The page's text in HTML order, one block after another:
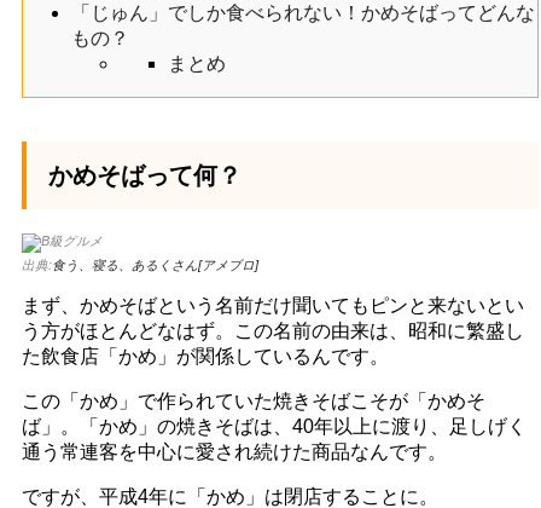
「じゅん」でしか食べられない！かめそばってどんな
もの？
まとめ
かめそばって何？
出典:食う、寝る、あるくさん[アメブロ]
まず、かめそばという名前だけ聞いてもピンと来ないとい
う方がほとんどなはず。この名前の由来は、昭和に繁盛し
た飲食店「かめ」が関係しているんです。
この「かめ」で作られていた焼きそばこそが「かめそ
ば」。「かめ」の焼きそばは、40年以上に渡り、足しげく
通う常連客を中心に愛され続けた商品なんです。
ですが、平成4年に「かめ」は閉店することに。